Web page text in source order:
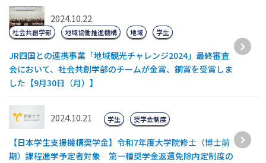
2024.10.22
JR四国との連携事業「地域観光チャレンジ2024」最終審査
会において、社会共創学部のチームが金賞、銅賞を受賞しま
した【9月30日（月）】
社会共創学部 地域協働推進機構 地域 学生
2024.10.21
【日本学生支援機構奨学金】令和7年度大学院修士（博士前
期）課程進学予定者対象 第一種奨学金返還免除内定制度の
学生 奨学金制度